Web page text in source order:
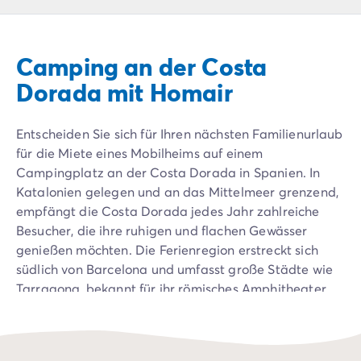
Campingplatz Caorle
Campingplatz Lazise
Campingplatz Lido di Jesolo
Campingplatz Verona
Campingplatz Kroatien
Campingplatz Dalmatien
Campingplatz Cres
Campingplatz Split
Campingplatz Zadar
Campingplatz Istrien
Campingplatz Medulin
Campingplatz Porec
Campingplatz Rovinj
Camping an der Costa
Dorada mit Homair
Entscheiden Sie sich für Ihren nächsten Familienurlaub
für die Miete eines Mobilheims auf einem
Campingplatz an der Costa Dorada in Spanien. In
Katalonien gelegen und an das Mittelmeer grenzend,
empfängt die Costa Dorada jedes Jahr zahlreiche
Besucher, die ihre ruhigen und flachen Gewässer
genießen möchten. Die Ferienregion erstreckt sich
südlich von Barcelona und umfasst große Städte wie
Tarragona, bekannt für ihr römisches Amphitheater,
renommierter Badeort dank seiner Nähe zum
Freizeitpark PortAventura World. Die Costa Dorada